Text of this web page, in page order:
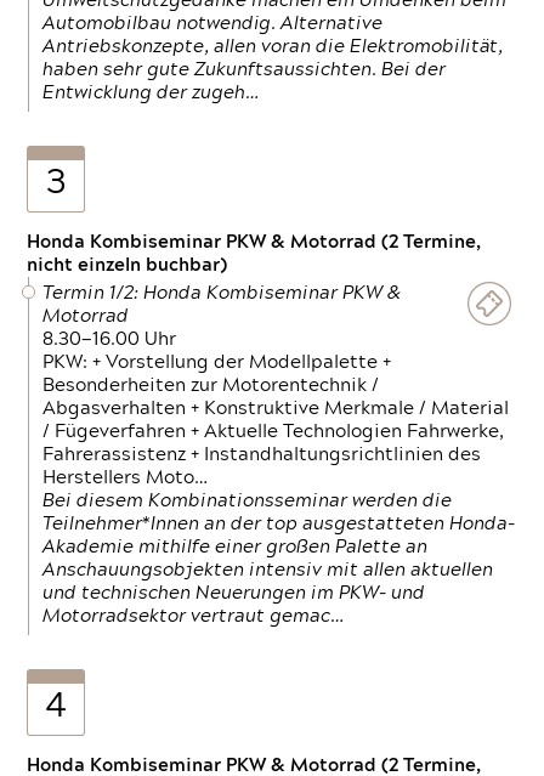
Automobilbau notwendig. Alternative
Antriebskonzepte, allen voran die Elektromobilität,
haben sehr gute Zukunftsaussichten. Bei der
Entwicklung der zugeh…
3
Honda Kombiseminar PKW & Motorrad (2 Termine,
nicht einzeln buchbar)
Termin 1/2: Honda Kombiseminar PKW &
Motorrad
8.30—16.00 Uhr
PKW: + Vorstellung der Modellpalette +
Besonderheiten zur Motorentechnik /
Abgasverhalten + Konstruktive Merkmale / Material
/ Fügeverfahren + Aktuelle Technologien Fahrwerke,
Fahrerassistenz + Instandhaltungsrichtlinien des
Herstellers Moto…
Bei diesem Kombinationsseminar werden die
Teilnehmer*Innen an der top ausgestatteten Honda-
Akademie mithilfe einer großen Palette an
Anschauungsobjekten intensiv mit allen aktuellen
und technischen Neuerungen im PKW- und
Motorradsektor vertraut gemac…
4
Honda Kombiseminar PKW & Motorrad (2 Termine,